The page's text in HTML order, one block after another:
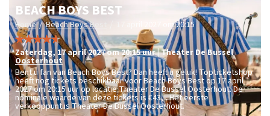
BEACH BOYS BEST
Home / Beach Boys Best 17 april 2027 om 20:15
zaterdag,17 april 2027 om 20:15uur|Theater De Bussel
Oosterhout
Bent u fan van Beach Boys Best? Dan heeft u geluk! Topticketshop
heeft nog tickets beschikbaar voor Beach Boys Best op 17 april
2027 om 20:15 uur op locatie Theater De Bussel Oosterhout. De
nominale waarde van deze tickets is €43,-. Het eerste
verkooppunt is Theater De Bussel Oosterhout.